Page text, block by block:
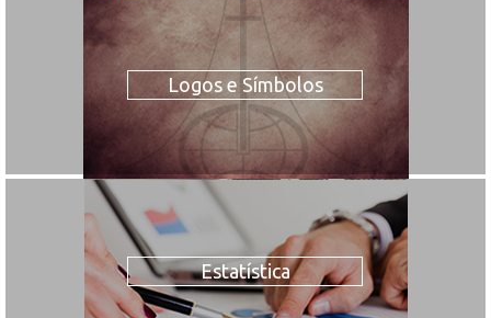
Logos e Símbolos
Estatística